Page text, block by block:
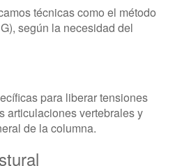
técnicas como el método
según la necesidad del
para liberar tensiones
articulaciones vertebrales y
de la columna.